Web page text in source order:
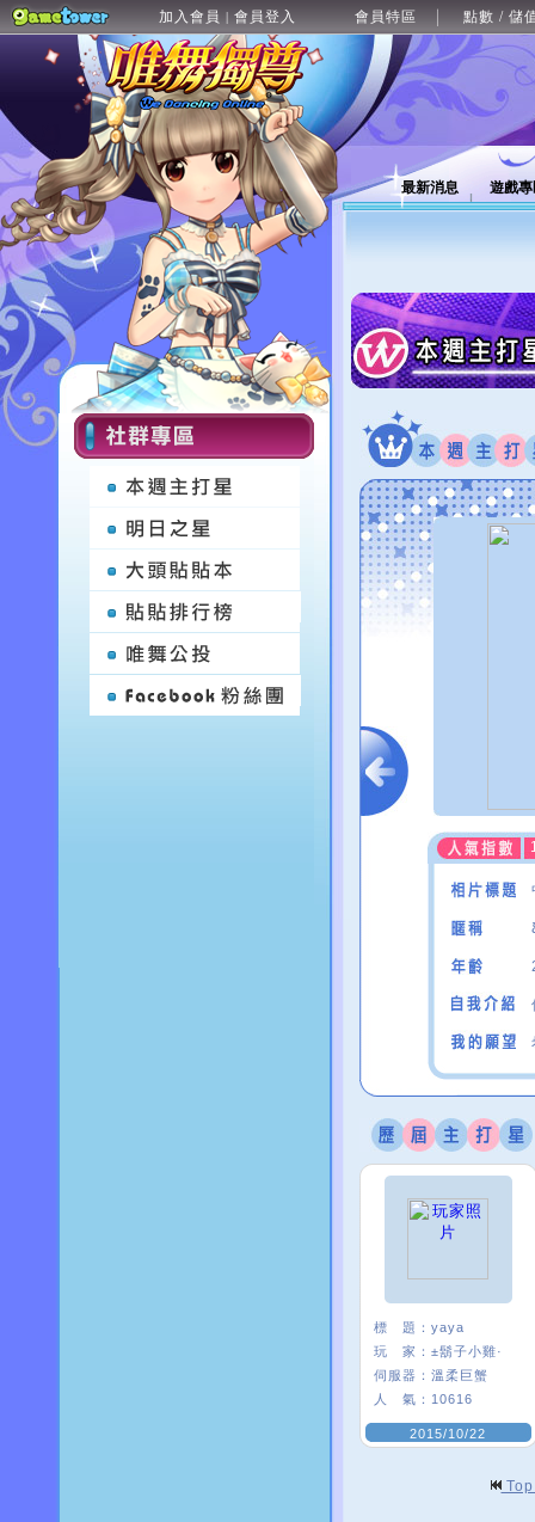
加入會員 | 會員登入 會員特區 點數 / 儲
最新消息 遊戲
標 題： yaya
玩 家： ±鬍子小雞·
伺服器： 溫柔巨蟹
人 氣： 10616
2015/10/22